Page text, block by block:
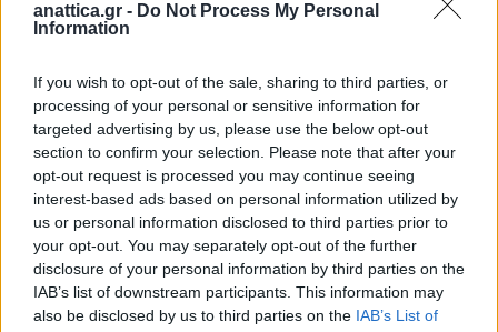
anattica.gr - Do Not Process My Personal
Information
If you wish to opt-out of the sale, sharing to third parties, or
processing of your personal or sensitive information for
targeted advertising by us, please use the below opt-out
section to confirm your selection. Please note that after your
opt-out request is processed you may continue seeing
interest-based ads based on personal information utilized by
us or personal information disclosed to third parties prior to
your opt-out. You may separately opt-out of the further
disclosure of your personal information by third parties on the
IAB’s list of downstream participants. This information may
also be disclosed by us to third parties on the IAB’s List of
Από τη σύγκρουση καταγράφηκαν μόνο υλικές
βυτιοφόρο όχημα ήταν κενό φορτίου.